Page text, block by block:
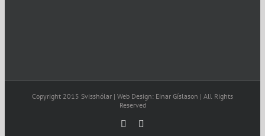
Copyright 2015 Svisshólar | Web Design: Einar Gíslason | All Rights
Reserved
Facebook